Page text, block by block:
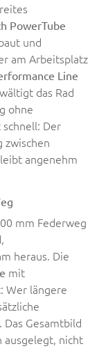
PowerTube
und
am Arbeitsplatz
Line
das Rad
ohne
Der
zwischen
angenehm
mm Federweg
heraus. Die
mit
Wer längere
Gesamtbild
ausgelegt, nicht